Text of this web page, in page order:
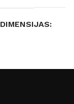
DIMENSIJAS